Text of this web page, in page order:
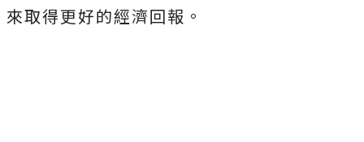
來取得更好的經濟回報。